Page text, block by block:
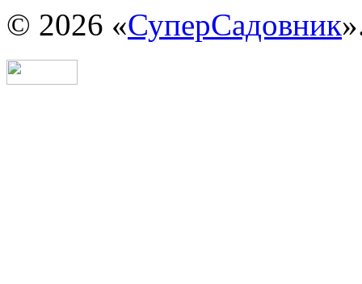
© 2026 «СуперСадовник